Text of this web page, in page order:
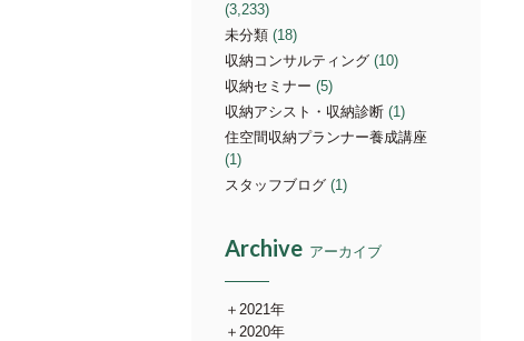
(3,233)
未分類 (18)
収納コンサルティング (10)
収納セミナー (5)
収納アシスト・収納診断 (1)
住空間収納プランナー養成講座
(1)
スタッフブログ (1)
Archive アーカイブ
2021年
2020年